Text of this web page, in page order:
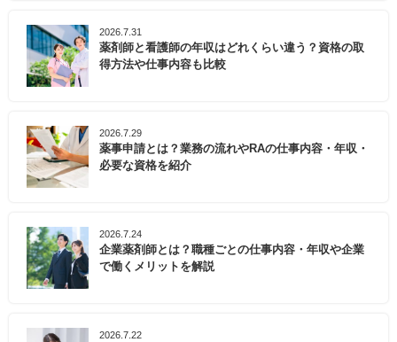
2026.7.31
薬剤師と看護師の年収はどれくらい違う？資格の取
得方法や仕事内容も比較
2026.7.29
薬事申請とは？業務の流れやRAの仕事内容・年収・
必要な資格を紹介
2026.7.24
企業薬剤師とは？職種ごとの仕事内容・年収や企業
で働くメリットを解説
2026.7.22